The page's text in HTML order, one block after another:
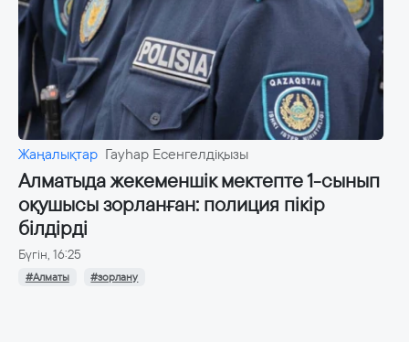
Жаңалықтар Гауһар Есенгелдіқызы
Алматыда жекеменшік мектепте 1-сынып
оқушысы зорланған: полиция пікір
білдірді
Бүгін, 16:25
#Алматы #зорлану